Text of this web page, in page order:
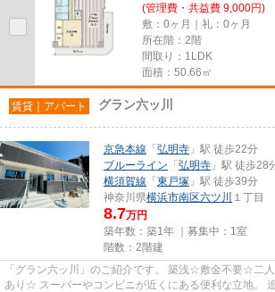
(管理費・共益費 9,000円)
敷：0ヶ月｜礼：0ヶ月
所在階：2階
間取り：1LDK
面積：50.66㎡
賃貸｜アパート グラン六ッ川
京急本線 「 弘明寺 」駅 徒歩22分
ブルーライン 「 弘明寺 」駅 徒歩28
横須賀線 「 東戸塚 」駅 徒歩39分
神奈川県横浜市南区六ツ川 １丁目
8.7万円
築年数：築1年 ｜募集中： 1室
階数：2階建
「グラン六ッ川」のご紹介です。 築浅☆敷金不要☆二
あり☆ スーパーやコンビニが近くにある便利な立地。